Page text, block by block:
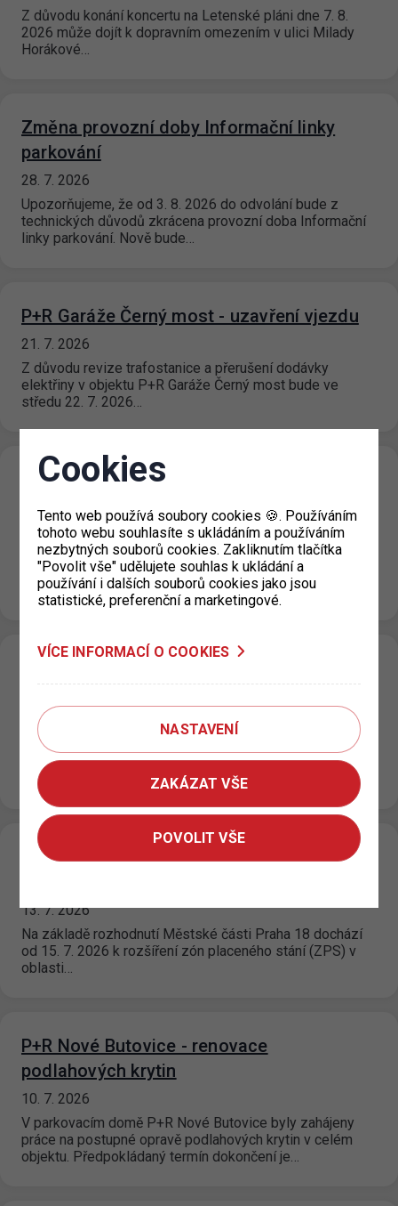
Z důvodu konání koncertu na Letenské pláni dne 7. 8.
2026 může dojít k dopravním omezením v ulici Milady
Horákové…
Změna provozní doby Informační linky
parkování
28. 7. 2026
Upozorňujeme, že od 3. 8. 2026 do odvolání bude z
technických důvodů zkrácena provozní doba Informační
linky parkování. Nově bude…
P+R Garáže Černý most - uzavření vjezdu
21. 7. 2026
Z důvodu revize trafostanice a přerušení dodávky
elektřiny v objektu P+R Garáže Černý most bude ve
středu 22. 7. 2026…
P+R Nové Butovice snížení počtu
parkovacích míst
20. 7. 2026
Z důvodu opravy podlah v objektu garáží P+R Nové
Butovice bude v termínu od úterý 21. 7. 2026 od 24:00
hod. do…
15. 7. 2026
Na základě rozhodnutí příslušné městské části dochází
od 15. 7. 2026 ke změně režimu zóny placeného stání
(ZPS) v ulici…
Rozšíření zón placeného stání v oblasti
13. 7. 2026
Na základě rozhodnutí Městské části Praha 18 dochází
od 15. 7. 2026 k rozšíření zón placeného stání (ZPS) v
oblasti…
P+R Nové Butovice - renovace
podlahových krytin
10. 7. 2026
V parkovacím domě P+R Nové Butovice byly zahájeny
práce na postupné opravě podlahových krytin v celém
objektu. Předpokládaný termín dokončení je…
Cookies
Tento web používá soubory cookies 🍪. Používáním
tohoto webu souhlasíte s ukládáním a používáním
nezbytných souborů cookies. Zakliknutím tlačítka
"Povolit vše" udělujete souhlas k ukládání a
používání i dalších souborů cookies jako jsou
statistické, preferenční a marketingové.
VÍCE INFORMACÍ O COOKIES
NASTAVENÍ
ZAKÁZAT VŠE
POVOLIT VŠE